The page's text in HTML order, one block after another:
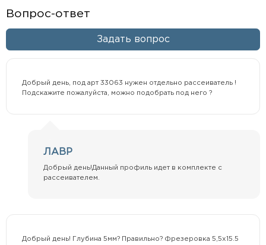
Вопрос-ответ
Задать вопрос
Добрый день, под арт 33063 нужен отдельно рассеиватель !
Подскажите пожалуйста, можно подобрать под него ?
ЛАВР
Добрый день!Данный профиль идет в комплекте с
рассеивателем.
Добрый день! Глубина 5мм? Правильно? Фрезеровка 5,5х15.5